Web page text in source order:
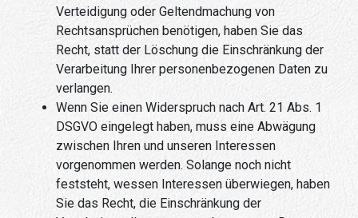
Verteidigung oder Geltendmachung von
Rechtsansprüchen benötigen, haben Sie das
Recht, statt der Löschung die Einschränkung der
Verarbeitung Ihrer personenbezogenen Daten zu
verlangen.
Wenn Sie einen Widerspruch nach Art. 21 Abs. 1
DSGVO eingelegt haben, muss eine Abwägung
zwischen Ihren und unseren Interessen
vorgenommen werden. Solange noch nicht
feststeht, wessen Interessen überwiegen, haben
Sie das Recht, die Einschränkung der